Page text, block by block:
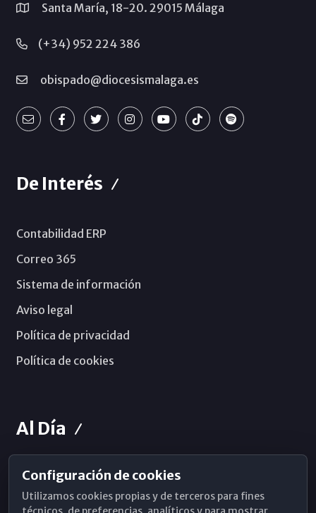
Santa María, 18-20. 29015 Málaga
(+34) 952 224 386
obispado@diocesismalaga.es
De Interés
Contabilidad ERP
Correo 365
Sistema de información
Aviso legal
Política de privacidad
Política de cookies
Al Día
Horarios de Misa
Hemeroteca
Configuración de cookies
Utilizamos cookies propias y de terceros para fines